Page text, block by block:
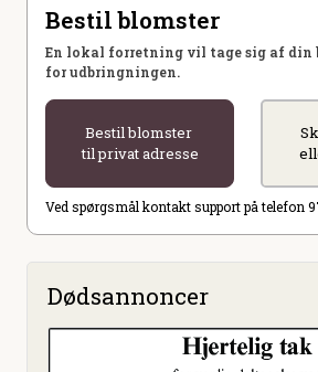
Bestil blomster
En lokal forretning vil tage sig af din
for udbringningen.
Bestil blomster
til privat adresse
Ved spørgsmål kontakt support på telefon
Dødsannoncer